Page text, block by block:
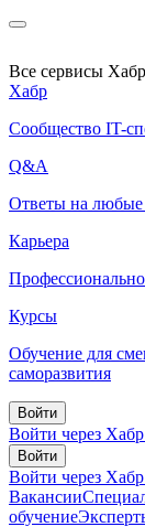
Все сервисы
Хабр
Сообщество IT-
Q&A
Ответы на
Карьера
Курсы
Обучение для
саморазвития
Войти
Войти через
Войти
Войти через
Вакансии
обучение